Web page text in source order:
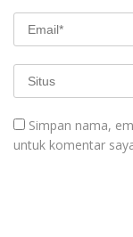
Simpan nama,
untuk komentar